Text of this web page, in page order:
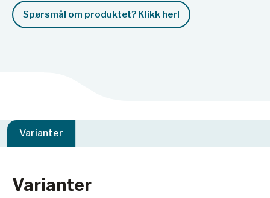
Spørsmål om produktet? Klikk her!
Varianter
Varianter